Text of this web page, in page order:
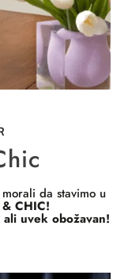
da stavimo u
& CHIC!
uvek obožavan!